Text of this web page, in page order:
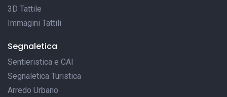
3D Tattile
Immagini Tattili
Segnaletica
Sentieristica e CAI
Segnaletica Turistica
Arredo Urbano